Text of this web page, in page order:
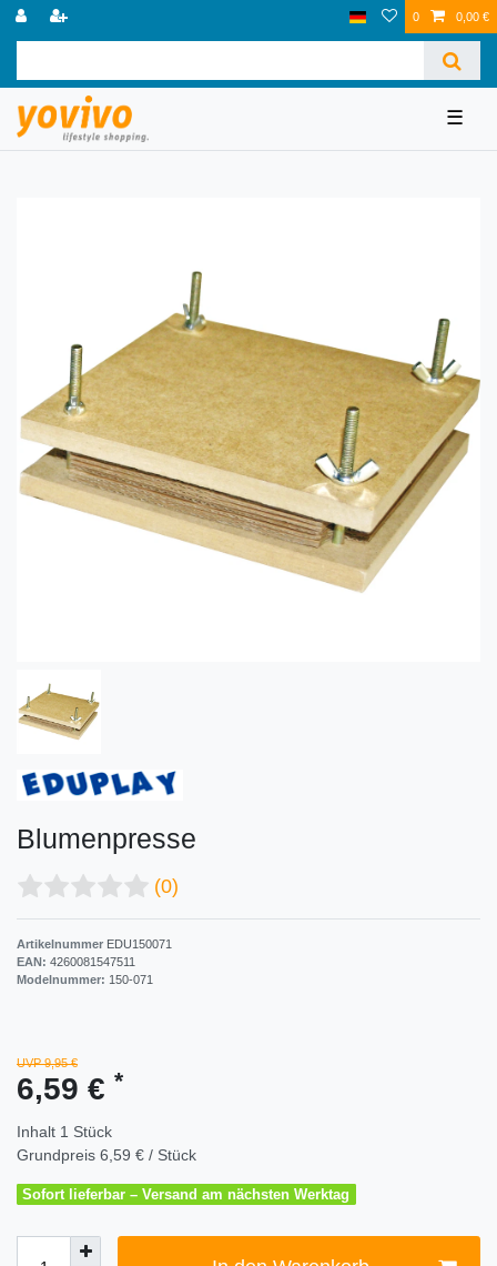
0 0,00 €
☰
Blumenpresse
(0)
Artikelnummer EDU150071
EAN: 4260081547511
Modelnummer: 150-071
UVP 9,95 €
6,59 € *
Inhalt 1 Stück
Grundpreis 6,59 € / Stück
Sofort lieferbar – Versand am nächsten Werktag